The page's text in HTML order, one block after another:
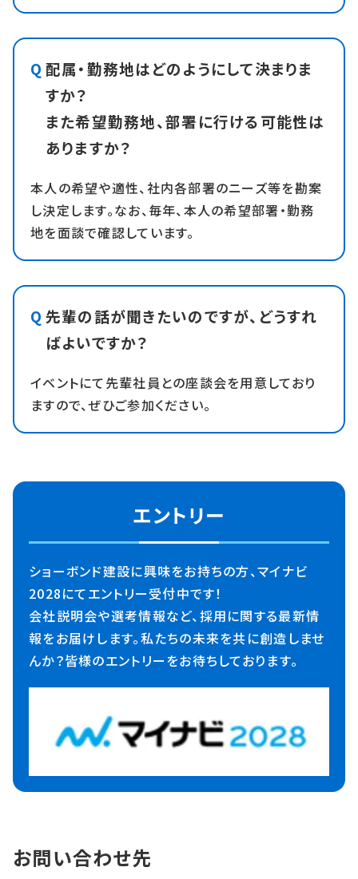
配属・勤務地はどのようにして決まりま
すか？
また希望勤務地、部署に行ける可能性は
ありますか？
本人の希望や適性、社内各部署のニーズ等を勘案
し決定します。なお、毎年、本人の希望部署・勤務
地を面談で確認しています。
先輩の話が聞きたいのですが、どうすれ
ばよいですか？
イベントにて先輩社員との座談会を用意しており
ますので、ぜひご参加ください。
エントリー
ショーボンド建設に興味をお持ちの方、マイナビ
2028にてエントリー受付中です！
会社説明会や選考情報など、採用に関する最新情
報をお届けします。私たちの未来を共に創造しませ
んか？皆様のエントリーをお待ちしております。
お問い合わせ先